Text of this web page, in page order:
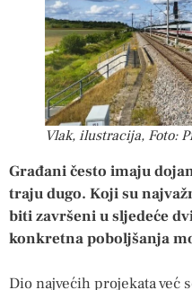
Vlak, ilustracija, Foto:
Građani često imaju
traju dugo. Koji su
biti završeni u sljedeće
konkretna poboljšanja
Dio najvećih projekata već